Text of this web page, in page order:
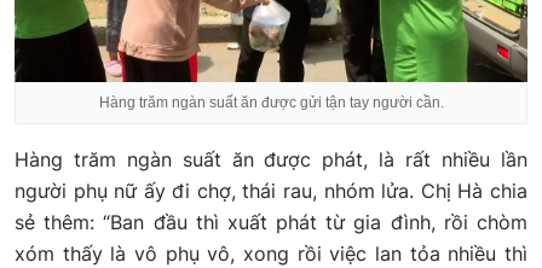
Hàng trăm ngàn suất ăn được gửi tận tay người cần.
Hàng trăm ngàn suất ăn được phát, là rất nhiều lần
người phụ nữ ấy đi chợ, thái rau, nhóm lửa. Chị Hà chia
sẻ thêm: “Ban đầu thì xuất phát từ gia đình, rồi chòm
xóm thấy là vô phụ vô, xong rồi việc lan tỏa nhiều thì